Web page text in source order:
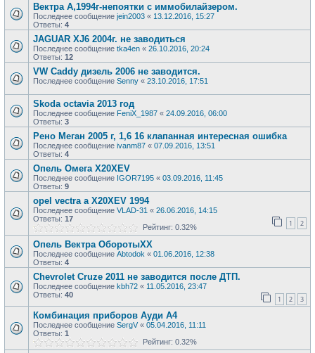
Вектра А,1994г-непоятки с иммобилайзером.
Последнее сообщение jein2003 « 13.12.2016, 15:27
Ответы: 4
JAGUAR XJ6 2004г. не заводиться
Последнее сообщение tka4en « 26.10.2016, 20:24
Ответы: 12
VW Caddy дизель 2006 не заводится.
Последнее сообщение Senny « 23.10.2016, 17:51
Skoda octavia 2013 год
Последнее сообщение FeniX_1987 « 24.09.2016, 06:00
Ответы: 3
Рено Меган 2005 г, 1,6 16 клапанная интересная ошибка
Последнее сообщение ivanm87 « 07.09.2016, 13:51
Ответы: 4
Опель Омега X20XEV
Последнее сообщение IGOR7195 « 03.09.2016, 11:45
Ответы: 9
opel vectra a X20XEV 1994
Последнее сообщение VLAD-31 « 26.06.2016, 14:15
Ответы: 17 1 2
Рейтинг: 0.32%
Опель Вектра ОборотыХХ
Последнее сообщение Abtodok « 01.06.2016, 12:38
Ответы: 4
Chevrolet Cruze 2011 не заводится после ДТП.
Последнее сообщение kbh72 « 11.05.2016, 23:47
Ответы: 40 1 2 3
Комбинация приборов Ауди А4
Последнее сообщение SergV« 05.04.2016, 11:11
Ответы: 1
Рейтинг: 0.32%